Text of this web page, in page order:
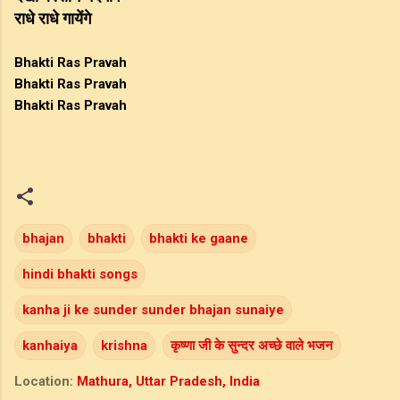
राधे राधे गायेंगे
Bhakti Ras Pravah
Bhakti Ras Pravah
Bhakti Ras Pravah
bhajan bhakti bhakti ke gaane
hindi bhakti songs
kanha ji ke sunder sunder bhajan sunaiye
kanhaiya krishna कृष्णा जी के सुन्दर अच्छे वाले भजन
Location: Mathura, Uttar Pradesh, India